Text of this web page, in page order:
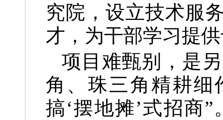
究院，设立技术服
才，为干部学习提
项目难甄别，是
角、珠三角精耕细
搞‘摆地摊’式招商